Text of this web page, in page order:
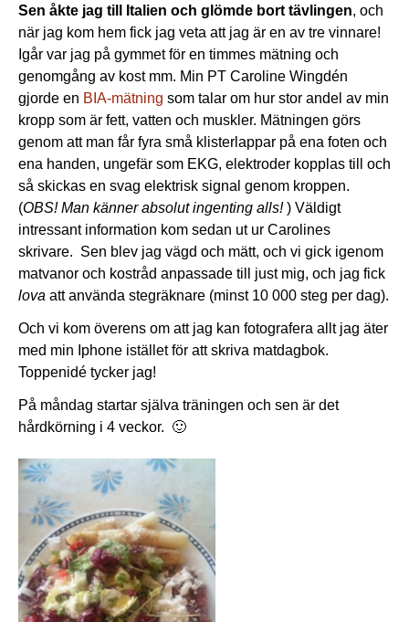
Sen åkte jag till Italien och glömde bort tävlingen, och
när jag kom hem fick jag veta att jag är en av tre vinnare!
Igår var jag på gymmet för en timmes mätning och
genomgång av kost mm. Min PT Caroline Wingdén
gjorde en BIA-mätning som talar om hur stor andel av min
kropp som är fett, vatten och muskler. Mätningen görs
genom att man får fyra små klisterlappar på ena foten och
ena handen, ungefär som EKG, elektroder kopplas till och
så skickas en svag elektrisk signal genom kroppen.
(OBS! Man känner absolut ingenting alls!) Väldigt
intressant information kom sedan ut ur Carolines
skrivare. Sen blev jag vägd och mätt, och vi gick igenom
matvanor och kostråd anpassade till just mig, och jag fick
lova att använda stegräknare (minst 10 000 steg per dag).
Och vi kom överens om att jag kan fotografera allt jag äter
med min Iphone istället för att skriva matdagbok.
Toppenidé tycker jag!
På måndag startar själva träningen och sen är det
hårdkörning i 4 veckor. 🙂